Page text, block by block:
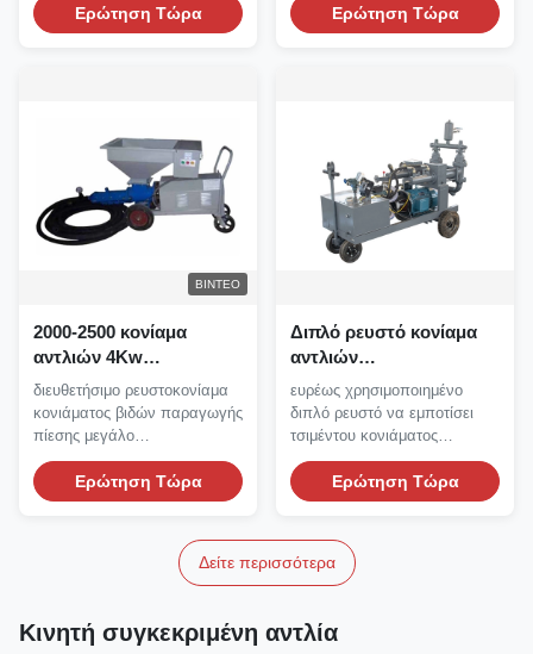
Ερώτηση Τώρα Ερώτηση Τώρα
ΒΊΝΤΕΟ
2000-2500 κονίαμα
αντλιών 4Kw
ρευστοκονιάματος
κονιάματος LPH που
εμποτίζει τη μηχανή
διευθετήσιμο ρευστοκονίαμα
κονιάματος βιδών παραγωγής
πίεσης μεγάλο
χρησιμοποιούμενο ευρέως...
Ερώτηση Τώρα
Διπλό ρευστό κονίαμα
αντλιών
ρευστοκονιάματος
εμβόλων που
στεγανοποιεί
εμποτίζοντας τη μηχανή
ευρέως χρησιμοποιημένο
διπλό ρευστό να εμποτίσει
τσιμέντου κονιάματος
υδραυλικό έμβολο αντλιών
Να...
Ερώτηση Τώρα
Δείτε περισσότερα
Κινητή συγκεκριμένη αντλία